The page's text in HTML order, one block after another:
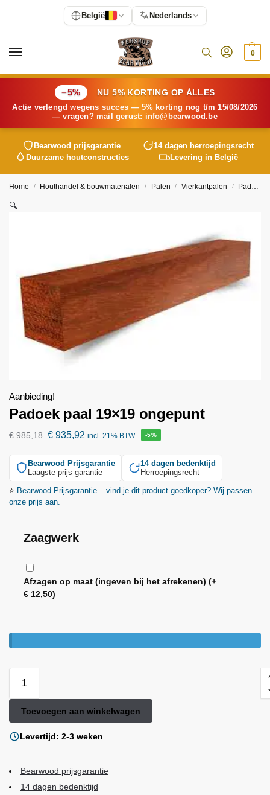
0
−5% NU 5% KORTING OP ÁLLES
Actie verlengd wegens succes — 5% korting nog t/m 15/08/2026
— vragen? mail gerust: info@ bearwood.be
Bearwood prijsgarantie
14 dagen herroepingsrecht
Duurzame houtconstructies
Levering in België
Home / Houthandel & bouwmaterialen / Palen / Vierkantpalen / Padoek paal 19×19 ongepunt
🔍
Aanbieding!
Padoek paal 19×19 ongepunt
€985,18 € 935,92 incl. 21% BTW -5%
Bearwood Prijsgarantie
Laagste prijs garantie
14 dagen bedenktijd
Herroepingsrecht
⭐ Bearwood Prijsgarantie – vind je dit product goedkoper? Wij passen
onze prijs aan.
Zaagwerk
Afzagen op maat (ingeven bij het afrekenen)(+
€ 12,50)
Toevoegen aan winkelwagen
Levertijd: 2-3 weken
Bearwood prijsgarantie
14 dagen bedenktijd
België Nederlands